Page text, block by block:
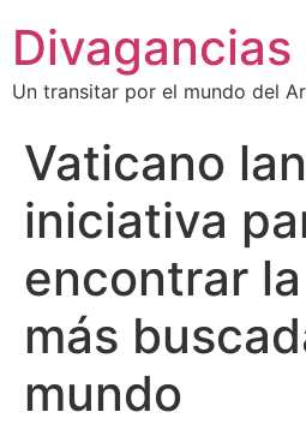
Divagancias
Un transitar por el mundo del
Vaticano
iniciativa
encontrar
más
mundo